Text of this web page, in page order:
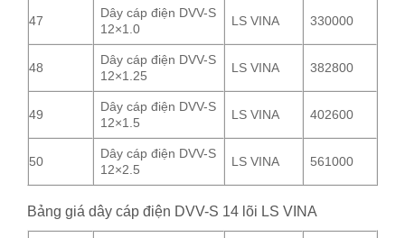
47
Dây cáp điện DVV-S
12×1.0
LS VINA 330000
48
Dây cáp điện DVV-S
12×1.25
LS VINA 382800
49
Dây cáp điện DVV-S
12×1.5
LS VINA 402600
50
Dây cáp điện DVV-S
12×2.5
LS VINA 561000
Bảng giá dây cáp điện DVV-S 14 lõi LS VINA